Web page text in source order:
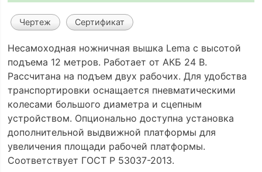
Чертеж Сертификат
Несамоходная ножничная вышка Lema с высотой
подъема 12 метров. Работает от АКБ 24 В.
Рассчитана на подъем двух рабочих. Для удобства
транспортировки оснащается пневматическими
колесами большого диаметра и сцепным
устройством. Опционально доступна установка
дополнительной выдвижной платформы для
увеличения площади рабочей платформы.
Соответствует ГОСТ Р 53037-2013.